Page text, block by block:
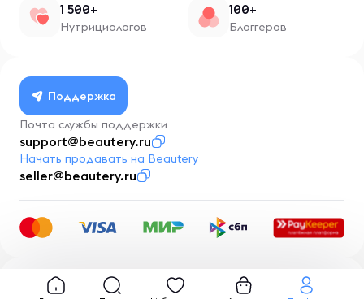
1 500+
Нутрициологов
100+
Блоггеров
Поддержка
Почта службы поддержки
support@beautery.ru
Начать продавать на Beautery
seller@beautery.ru
Разработка BusinessMentor.ru